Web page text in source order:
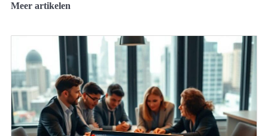
Meer artikelen